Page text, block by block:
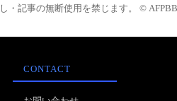
・記事の無断使用を禁じます。 © AFPBB
CONTACT